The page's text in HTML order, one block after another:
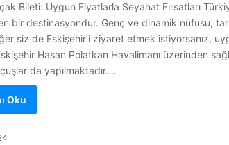
Bileti: Uygun Fiyatlarla Seyahat Fırsatları
bir destinasyondur. Genç ve dinamik nüfusu,
siz de Eskişehir’i ziyaret etmek istiyorsanız,
Hasan Polatkan Havalimanı üzerinden
da yapılmaktadır.…
Oku